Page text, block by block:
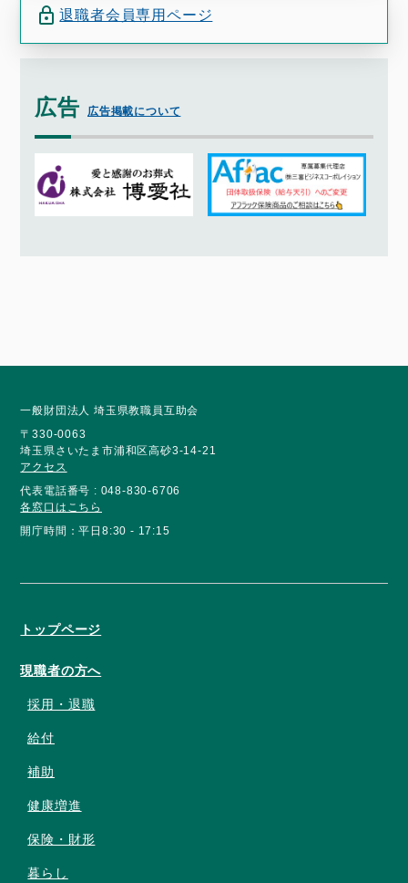
退職者会員専用ページ
広告 広告掲載について
一般財団法人 埼玉県教職員互助会
〒330-0063
埼玉県さいたま市浦和区高砂3-14-21
アクセス
代表電話番号 : 048-830-6706
各窓口はこちら
開庁時間：平日8:30 - 17:15
トップページ
現職者の方へ
採用・退職
給付
補助
健康増進
保険・財形
暮らし